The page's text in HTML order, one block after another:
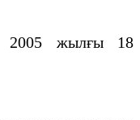
2005 жылғы 18